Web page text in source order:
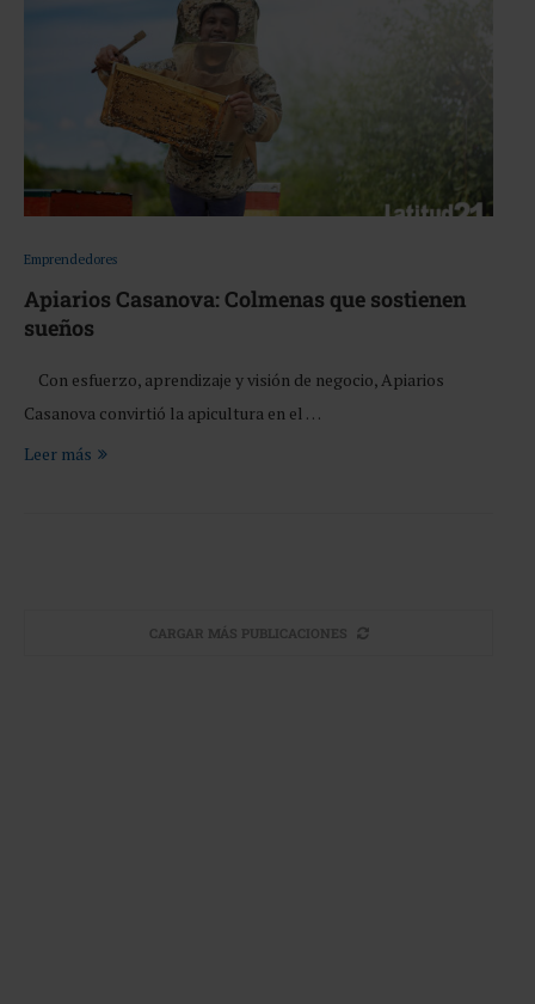
Emprendedores
Apiarios Casanova: Colmenas que sostienen
sueños
Con esfuerzo, aprendizaje y visión de negocio, Apiarios
Casanova convirtió la apicultura en el …
Leer más
CARGAR MÁS PUBLICACIONES